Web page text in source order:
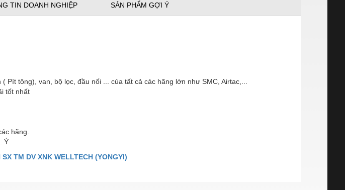
TIN DOANH NGHIỆP SẢN PHẨM GỢI Ý
Pít tông), van, bộ lọc, đầu nối ... của tất cả các hãng lớn như SMC, Airtac,...
tốt nhất
hãng.
Ý
TM DV XNK WELLTECH (YONGYI)